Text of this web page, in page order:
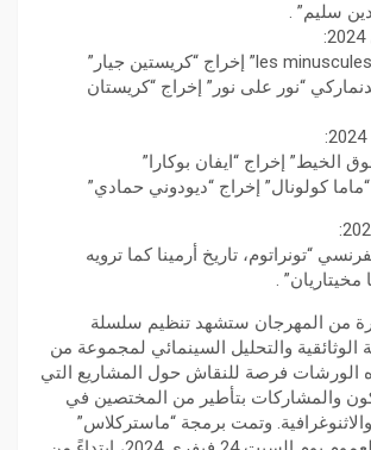
سليم” .
“نور على نور” إخراج “كريستان
الخيط” إخراج “ايفان بوكارا”
كولونال” إخراج “ديودوني حمادي”
“تونراتوم، تاريخ أرمينا كما ترويه
مخيتاريان” .
من المهرجان ستشهد تنظيم سلسلة
الوثائقية والتحليل السينمائي لمجموعة من
الورشات فرصة للنقاش حول المشاريع التي
والمشاركات بتأطير من المختصين في
والاثنوغرافية. وتمت برمجة “ماستركلاس”